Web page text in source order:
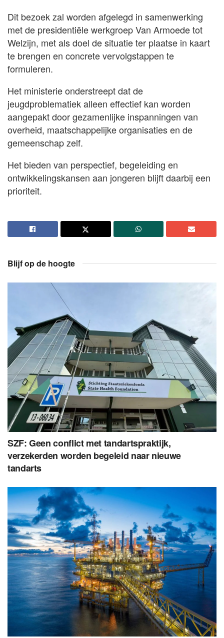
Dit bezoek zal worden afgelegd in samenwerking
met de presidentiële werkgroep Van Armoede tot
Welzijn, met als doel de situatie ter plaatse in kaart
te brengen en concrete vervolgstappen te
formuleren.
Het ministerie onderstreept dat de
jeugdproblematiek alleen effectief kan worden
aangepakt door gezamenlijke inspanningen van
overheid, maatschappelijke organisaties en de
gemeenschap zelf.
Het bieden van perspectief, begeleiding en
ontwikkelingskansen aan jongeren blijft daarbij een
prioriteit.
Blijf op de hoogte
SZF: Geen conflict met tandartspraktijk,
verzekerden worden begeleid naar nieuwe
tandarts